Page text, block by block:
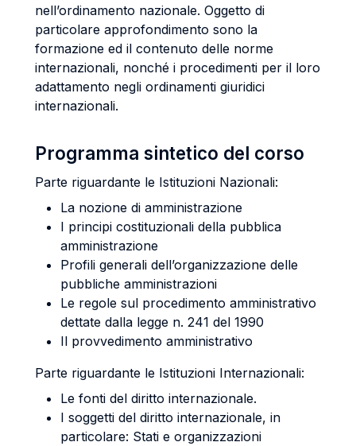
nell’ordinamento nazionale. Oggetto di
particolare approfondimento sono la
formazione ed il contenuto delle norme
internazionali, nonché i procedimenti per il loro
adattamento negli ordinamenti giuridici
internazionali.
Programma sintetico del corso
Parte riguardante le Istituzioni Nazionali:
La nozione di amministrazione
I principi costituzionali della pubblica
amministrazione
Profili generali dell’organizzazione delle
pubbliche amministrazioni
Le regole sul procedimento amministrativo
dettate dalla legge n. 241 del 1990
Il provvedimento amministrativo
Parte riguardante le Istituzioni Internazionali:
Le fonti del diritto internazionale.
I soggetti del diritto internazionale, in
particolare: Stati e organizzazioni